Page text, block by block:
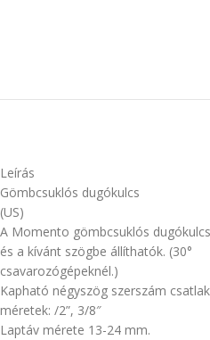
Leírás
Gömbcsuklós dugókulcs
(US)
A Momento gömbcsuklós
és a kívánt szögbe állíthatók. (30°
csavarozógépeknél.)
Kapható négyszög szerszám
méretek: /2”, 3/8″
Laptáv mérete 13-24 mm.